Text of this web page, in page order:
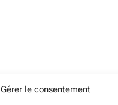
Gérer le consentement